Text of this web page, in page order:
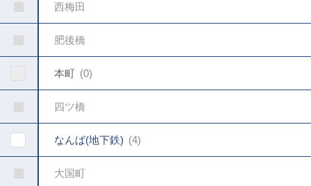
く
西梅田
肥後橋
本町 0
四ツ橋
なんば(地下鉄) 4
大国町